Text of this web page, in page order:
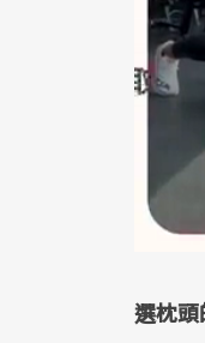
選枕頭